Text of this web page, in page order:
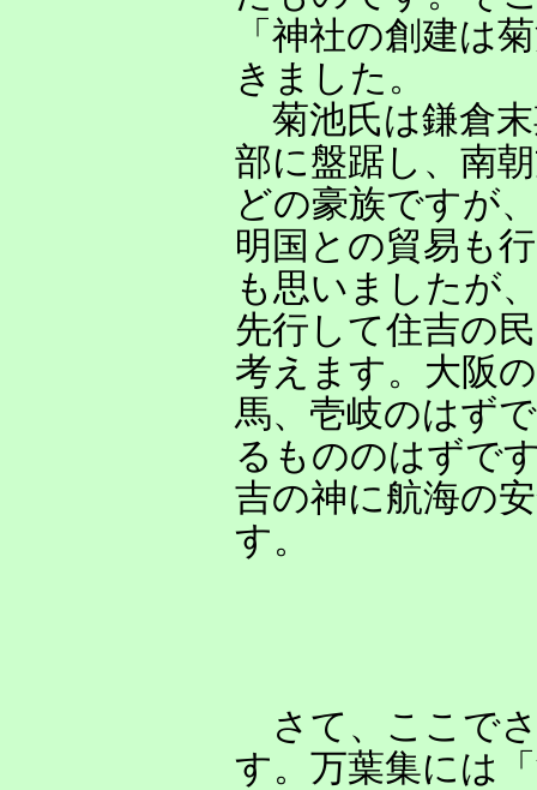
「神社の創建は
きました。
菊池氏は鎌倉
部に盤踞し、南
どの豪族ですが
明国との貿易も
も思いましたが
先行して住吉の
考えます。大阪
馬、壱岐のはず
るもののはずで
吉の神に航海の
す。
さて、ここで
す。万葉集には